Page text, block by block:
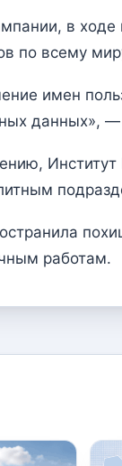
в ходе
по всему
имен
данных», —
работам.